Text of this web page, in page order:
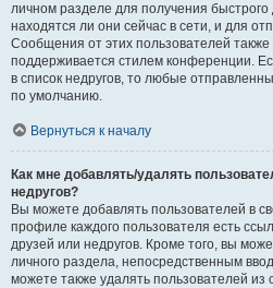
личном разделе для получения
находятся ли они сейчас в сети, и для
Сообщения от этих пользователей также
поддерживается стилем конференции.
в список недругов, то любые
по умолчанию.
Вернуться к началу
Как мне добавлять/удалять
недругов?
Вы можете добавлять пользователей в
профиле каждого пользователя есть
друзей или недругов. Кроме того, вы
личного раздела, непосредственным
можете также удалять пользователей из